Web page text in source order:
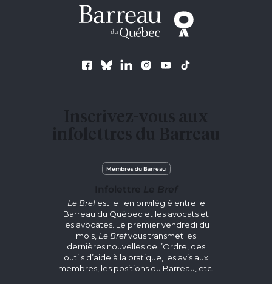
Suivez le Barreau
Membres du Barreau
Le Brefest le lien privilégié entre le
Barreau du Québec et les avocats et
les avocates. Le premier vendredi du
mois, Le Brefvous transmet les
dernières nouvelles de l’Ordre, des
outils d’aide à la pratique, les avis aux
membres, les positions du Barreau, etc.